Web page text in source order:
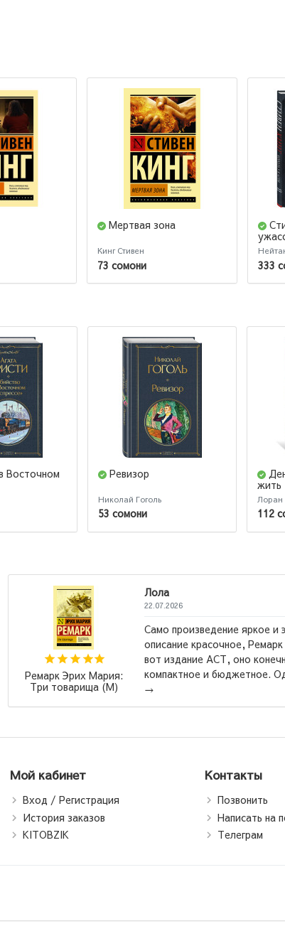
Мертвая зона
Кинг Стивен
73 сомони
книг
до
333
Восточном
Ревизор
Николай Гоголь
53 сомони
жить
Лоран
112
Ремарк Эрих Мария:
Три товарища (М)
Лола
22.07.2026
Само произведение яркое и
описание красочное,
вот издание АСТ, оно
компактное и бюджетное.
→
Мой кабинет
Вход / Регистрация
История заказов
KITOBZIK
Контакты
Позвонить
Написать на
Телеграм